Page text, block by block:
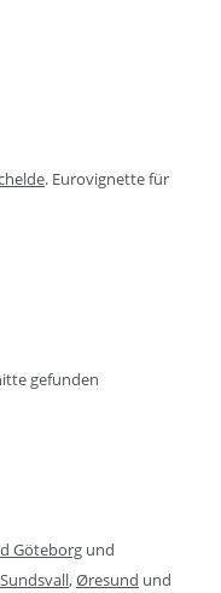
. Eurovignette für
gefunden
Göteborg und
,Øresund und